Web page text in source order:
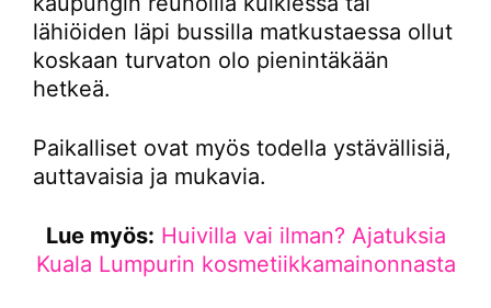
lähiöiden läpi bussilla matkustaessa ollut
koskaan turvaton olo pienintäkään
hetkeä.
Paikalliset ovat myös todella ystävällisiä,
auttavaisia ja mukavia.
Lue myös: Huivilla vai ilman? Ajatuksia
Kuala Lumpurin kosmetiikkamainonnasta